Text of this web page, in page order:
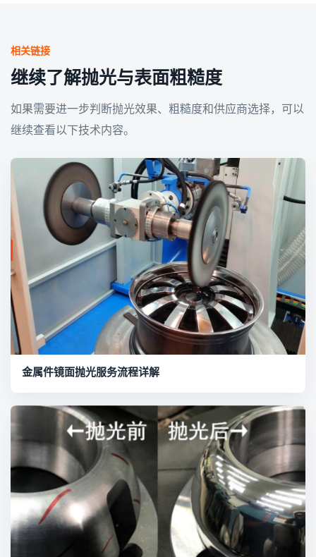
相关链接
继续了解抛光与表面粗糙度
如果需要进一步判断抛光效果、粗糙度和供应商选择，可以
继续查看以下技术内容。
金属件镜面抛光服务流程详解